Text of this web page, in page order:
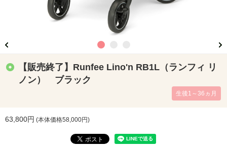
【販売終了】Runfee Lino'n RB1L（ランフィ リ
ノン） ブラック
生後1～36ヵ月
63,800円 (本体価格58,000円)